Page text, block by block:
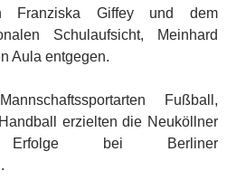
Franziska Giffey und dem
Schulaufsicht, Meinhard
Aula entgegen.
Fußball,
erzielten die Neuköllner
bei Berliner